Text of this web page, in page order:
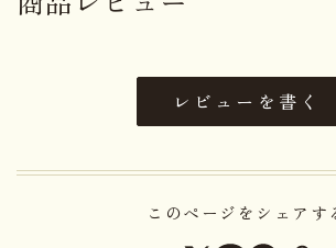
ロールケーキ。
卵・小麦・乳成分
モンド・大豆
賞味期限まで5日
るものをお届け
レビューを書く
このページをシェアす